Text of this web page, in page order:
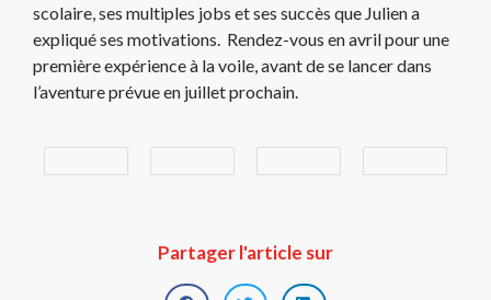
scolaire, ses multiples jobs et ses succès que Julien a
expliqué ses motivations. Rendez-vous en avril pour une
première expérience à la voile, avant de se lancer dans
l’aventure prévue en juillet prochain.
Partager l'article sur